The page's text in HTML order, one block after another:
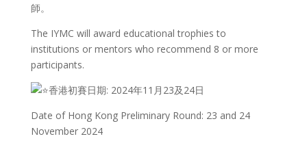
師。
The IYMC will award educational trophies to
institutions or mentors who recommend 8 or more
participants.
香港初賽日期: 2024年11月23及24日
Date of Hong Kong Preliminary Round: 23 and 24
November 2024